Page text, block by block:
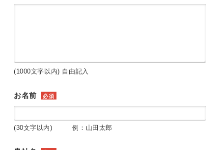
(1000文字以内) 自由記入
お名前 必須
(30文字以内) 例：山田太郎